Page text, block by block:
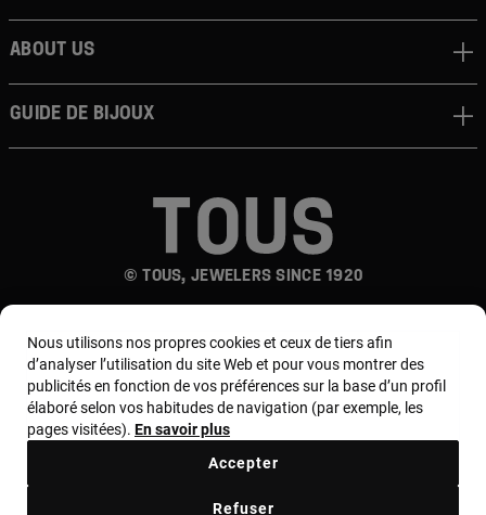
© TOUS, JEWELERS SINCE 1920
About us
Guide de bijoux
Pays et devise :France / Euro
Termes et conditions
Nous utilisons nos propres cookies et ceux de tiers afin
d’analyser l’utilisation du site Web et pour vous montrer des
publicités en fonction de vos préférences sur la base d’un profil
élaboré selon vos habitudes de navigation (par exemple, les
pages visitées). En savoir plus
Refuser
Accepter